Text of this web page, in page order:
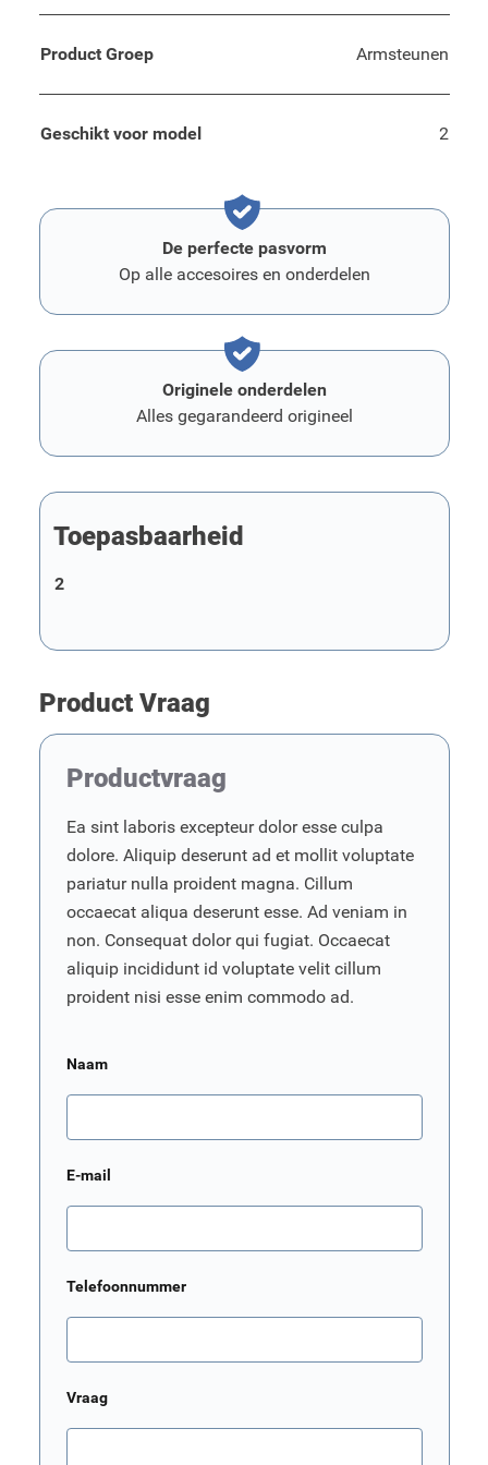
Product Groep Armsteunen
Geschikt voor model 2
De perfecte pasvorm
Op alle accesoires en onderdelen
Originele onderdelen
Alles gegarandeerd origineel
Toepasbaarheid
2
Product Vraag
Productvraag
Ea sint laboris excepteur dolor esse culpa
dolore. Aliquip deserunt ad et mollit voluptate
pariatur nulla proident magna. Cillum
occaecat aliqua deserunt esse. Ad veniam in
non. Consequat dolor qui fugiat. Occaecat
aliquip incididunt id voluptate velit cillum
proident nisi esse enim commodo ad.
Naam
E-mail
Telefoonnummer
Vraag